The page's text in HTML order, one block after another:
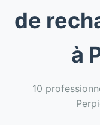
de
à
10